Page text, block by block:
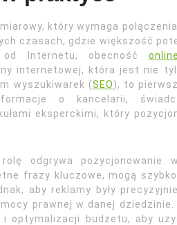
który wymaga
czasach, gdzie większość
od Internetu, obecność online
internetowej, która jest nie
wyszukiwarek (SEO), to
o kancelarii,
eksperckimi, który
odgrywa pozycjonowanie w
frazy kluczowe, mogą
aby reklamy były
prawnej w danej dziedzinie.
optymalizacji budżetu, aby